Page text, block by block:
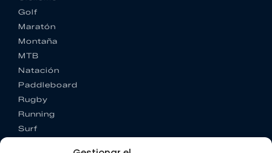
Golf
Maratón
Montaña
MTB
Natación
Paddleboard
Rugby
Running
Surf